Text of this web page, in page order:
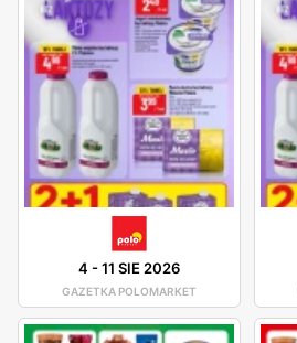
4 -11 SIE 2026
GAZETKA POLOMARKET